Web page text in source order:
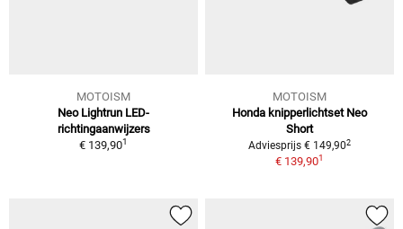
MOTOISM
Neo Lightrun LED-
richtingaanwijzers
€ 139,901
MOTOISM
Honda knipperlichtset Neo
Short
Adviesprijs € 149,902
€ 139,901